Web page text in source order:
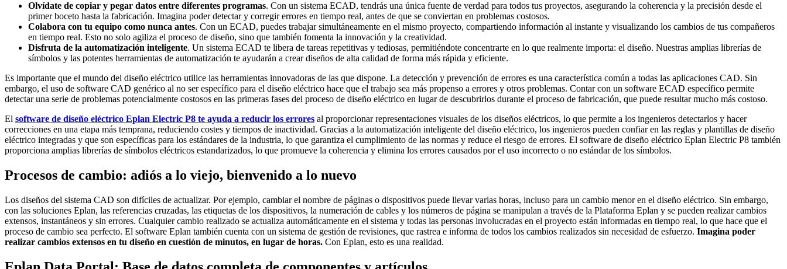
Olvídate de copiar y pegar datos entre diferentes programas. Con un sistema ECAD, tendrás una única fuente de verdad para todos tus proyectos, asegurando la coherencia y la precisión desde el
primer boceto hasta la fabricación. Imagina poder detectar y corregir errores en tiempo real, antes de que se conviertan en problemas costosos.
Colabora con tu equipo como nunca antes. Con un ECAD, puedes trabajar simultáneamente en el mismo proyecto, compartiendo información al instante y visualizando los cambios de tus compañeros
en tiempo real. Esto no solo agiliza el proceso de diseño, sino que también fomenta la innovación y la creatividad.
Disfruta de la automatización inteligente. Un sistema ECAD te libera de tareas repetitivas y tediosas, permitiéndote concentrarte en lo que realmente importa: el diseño. Nuestras amplias librerías de
símbolos y las potentes herramientas de automatización te ayudarán a crear diseños de alta calidad de forma más rápida y eficiente.
Es importante que el mundo del diseño eléctrico utilice las herramientas innovadoras de las que dispone. La detección y prevención de errores es una característica común a todas las aplicaciones CAD. Sin
embargo, el uso de software CAD genérico al no ser específico para el diseño eléctrico hace que el trabajo sea más propenso a errores y otros problemas. Contar con un software ECAD específico permite
detectar una serie de problemas potencialmente costosos en las primeras fases del proceso de diseño eléctrico en lugar de descubrirlos durante el proceso de fabricación, que puede resultar mucho más costoso.
El software de diseño eléctrico Eplan Electric P8 te ayuda a reducir los errores al proporcionar representaciones visuales de los diseños eléctricos, lo que permite a los ingenieros detectarlos y hacer
correcciones en una etapa más temprana, reduciendo costes y tiempos de inactividad. Gracias a la automatización inteligente del diseño eléctrico, los ingenieros pueden confiar en las reglas y plantillas de diseño
eléctrico integradas y que son específicas para los estándares de la industria, lo que garantiza el cumplimiento de las normas y reduce el riesgo de errores. El software de diseño eléctrico Eplan Electric P8 también
proporciona amplias librerías de símbolos eléctricos estandarizados, lo que promueve la coherencia y elimina los errores causados ​​por el uso incorrecto o no estándar de los símbolos.
Procesos de cambio: adiós a lo viejo, bienvenido a lo nuevo
Los diseños del sistema CAD son difíciles de actualizar. Por ejemplo, cambiar el nombre de páginas o dispositivos puede llevar varias horas, incluso para un cambio menor en el diseño eléctrico. Sin embargo,
con las soluciones Eplan, las referencias cruzadas, las etiquetas de los dispositivos, la numeración de cables y los números de página se manipulan a través de la Plataforma Eplan y se pueden realizar cambios
extensos, instantáneos y sin errores. Cualquier cambio realizado se actualiza automáticamente en el sistema y todas las personas involucradas en el proyecto están informadas en tiempo real, lo que hace que el
proceso de cambio sea perfecto. El software Eplan también cuenta con un sistema de gestión de revisiones, que rastrea e informa de todos los cambios realizados sin necesidad de esfuerzo. Imagina poder
realizar cambios extensos en tu diseño en cuestión de minutos, en lugar de horas. Con Eplan, esto es una realidad.